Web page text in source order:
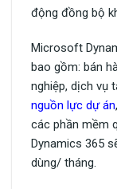
động đồng bộ
Microsoft
bao gồm: bán
nghiệp, dịch vụ
nguồn lực dự án
các phần mềm
Dynamics 365
dùng/ tháng.